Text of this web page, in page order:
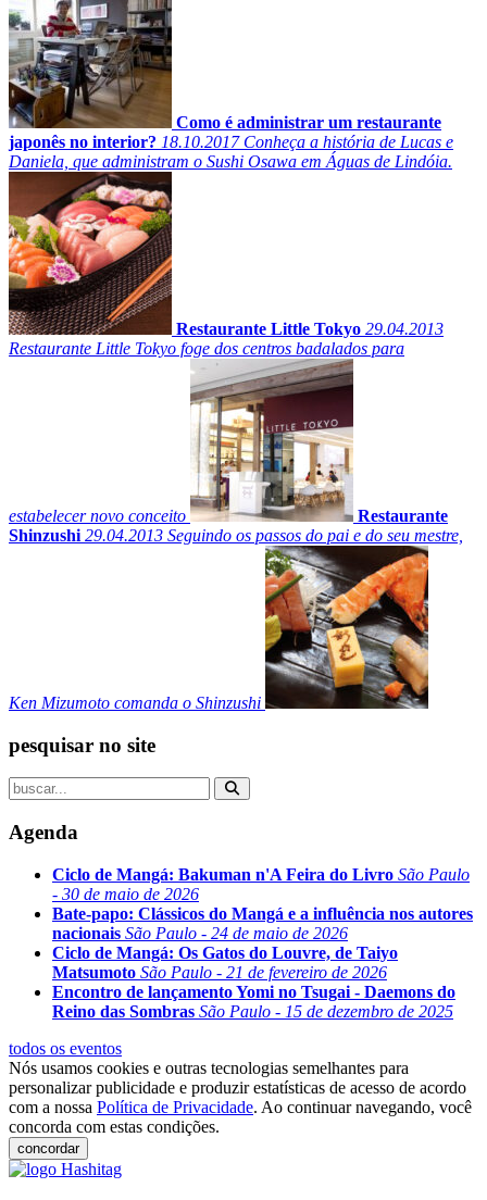
Como é administrar um restaurante
japonês no interior? 18.10.2017Conheça a história de Lucas e
Daniela, que administram o Sushi Osawa em Águas de Lindóia.
Restaurante Little Tokyo 29.04.2013
Restaurante Little Tokyo foge dos centros badalados para
estabelecer novo conceito
Restaurante
Shinzushi 29.04.2013 Seguindo os passos do pai e do seu mestre,
Ken Mizumoto comanda o Shinzushi
pesquisar no site
Agenda
Ciclo de Mangá: Bakuman n'A Feira do Livro São Paulo
- 30 de maio de 2026
Bate-papo: Clássicos do Mangá e a influência nos autores
nacionais São Paulo - 24 de maio de 2026
Ciclo de Mangá: Os Gatos do Louvre, de Taiyo
Matsumoto São Paulo - 21 de fevereiro de 2026
Encontro de lançamento Yomi no Tsugai - Daemons do
Reino das Sombras São Paulo - 15 de dezembro de 2025
todos os eventos
Nós usamos cookies e outras tecnologias semelhantes para
personalizar publicidade e produzir estatísticas de acesso de acordo
com a nossa Política de Privacidade. Ao continuar navegando, você
concorda com estas condições.
concordar